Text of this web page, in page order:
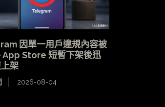
因單一用戶違規內容被
Store 短暫下架後迅
架
2026-08-04